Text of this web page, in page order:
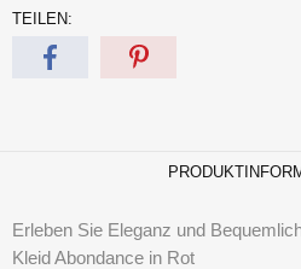
TEILEN:
Erleben Sie Eleganz und
Kleid Abondance in Rot